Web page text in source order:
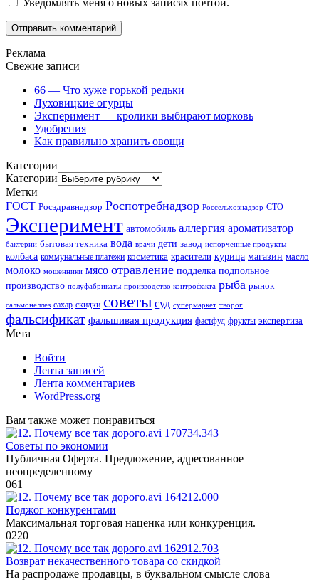
Реклама
Свежие записи
66 — Что хуже горькой редьки
Луховицкие огурцы
Эксперимент — кролики выбирают морковь
Удобрения
Как правильно хранить овощи
Категории
Категории
Метки
ГОСТ Росздравнадзор Роспотребнадзор Россельхознадзор СТО
Эксперимент автомобиль аллергия ароматизатор
бактерии бытовая техника вода врачи дети завод испорченные продукты
колбаса коммунальные платежи косметика красители курица магазин масло
молоко мошенники мясо отравление подделка подпольное
производство полуфабрикаты производство контрофакта рыба рынок
сальмонеллез сахар скидки советы суд супермаркет творог
фальсификат фальшивая продукция фастфуд фрукты экспертиза
Мета
Войти
Лента записей
Лента комментариев
WordPress.org
Вам также может понравиться
Советы по экономии
Публичная Оферта. Предложение, адресованное
неопределенному
061
Поджог конкурентами
Максимальная торговая наценка или конкуренция.
0220
Возврат некачественного товара со скидкой
На распродаже продавцы, в буквальном смысле слова